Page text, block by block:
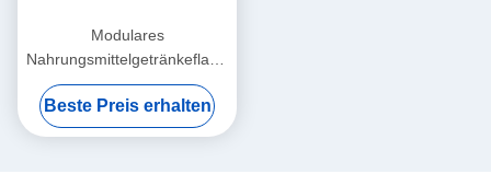
Modulares
Nahrungsmittelgetränkeflache
Spitzenförderkette 820
Reihe
Beste Preis erhalten